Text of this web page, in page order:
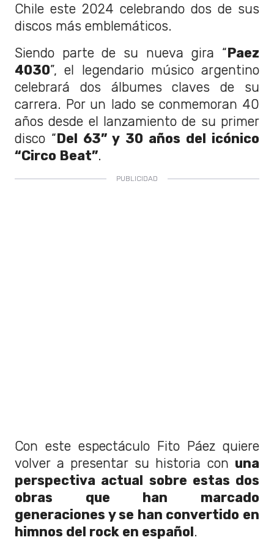
Chile este 2024 celebrando dos de sus
discos más emblemáticos.
Siendo parte de su nueva gira “Paez
4030”, el legendario músico argentino
celebrará dos álbumes claves de su
carrera. Por un lado se conmemoran 40
años desde el lanzamiento de su primer
disco “Del 63” y 30 años del icónico
“Circo Beat”.
Con este espectáculo Fito Páez quiere
volver a presentar su historia con una
perspectiva actual sobre estas dos
obras que han marcado
generaciones y se han convertido en
himnos del rock en español.